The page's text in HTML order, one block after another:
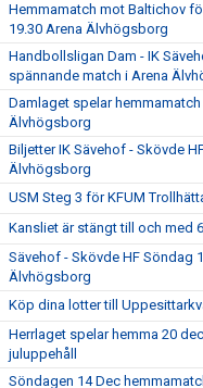
Hemmamatch mot Baltichov
19.30 Arena Älvhögsborg
Handbollsligan Dam - IK
spännande match i Arena
Damlaget spelar hemmamatch
Älvhögsborg
Biljetter IK Sävehof - Skövde
Älvhögsborg
USM Steg 3 för KFUM
Kansliet är stängt till och med
Sävehof - Skövde HF Söndag
Älvhögsborg
Köp dina lotter till
Herrlaget spelar hemma 20
juluppehåll
Söndagen 14 Dec